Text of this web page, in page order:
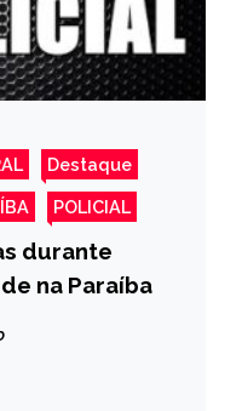
Destaque
POLICIAL
durante
na Paraíba